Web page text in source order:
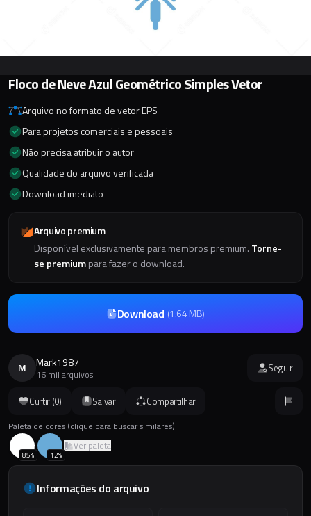
Curtir (0) Salvar Compartilhar
Paleta de cores (clique para buscar similares):
85% 12%
Ver paleta
Informações do arquivo
Floco de Neve Azul Geométrico Simples Vetor
Arquivo no formato de vetor EPS
Para projetos comerciais e pessoais
Não precisa atribuir o autor
Qualidade do arquivo verificada
Download imediato
Arquivo premium
Disponível exclusivamente para membros premium. Torne-
se premiumpara fazer o download.
Download (1.64 MB)
M Mark1987
16 mil arquivos Seguir